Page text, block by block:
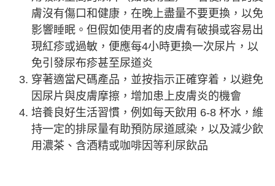
膚沒有傷口和健康，在晚上盡量不要更換，以免
影響睡眠。但假如使用者的皮膚有破損或容易出
現紅疹或過敏，便應每4小時更換一次尿片，以
免引發尿布疹甚至尿道炎
穿著適當尺碼產品，並按指示正確穿着，以避免
因尿片與皮膚摩擦，增加患上皮膚炎的機會
培養良好生活習慣，例如每天飲用 6-8 杯水，維
持一定的排尿量有助預防尿道感染，以及減少飲
用濃茶、含酒精或咖啡因等利尿飲品